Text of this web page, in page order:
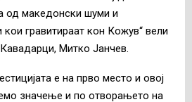
од македонски шуми и
кои гравитираат кон Кожув“ вели
Митко Јанчев.
е на прво место и овој
значење и по отворањето на